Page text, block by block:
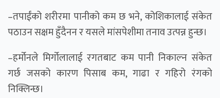
–तपाईंको शरीरमा पानीको कम छ भने, कोशिकालाई संकेत
पठाउन सक्षम हुँदैनन र यसले मांसपेशीमा तनाव उत्पन्न हुन्छ।
–हर्मोनले मिर्गोलालाई रगतबाट कम पानी निकाल्न संकेत
गर्छ जसको कारण पिसाब कम, गाढा र गहिरो रंगको
निक्लिन्छ।